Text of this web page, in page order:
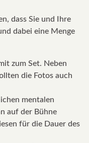
dass Sie und Ihre
dabei eine Menge
zum Set. Neben
die Fotos auch
mentalen
auf der Bühne
für die Dauer des